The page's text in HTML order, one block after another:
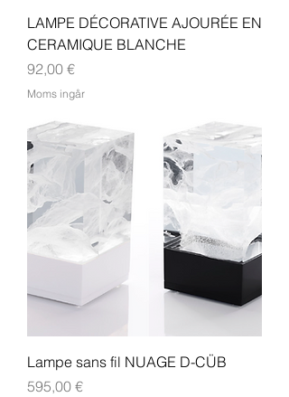
LAMPE DÉCORATIVE AJOURÉE EN
CERAMIQUE BLANCHE
Pris
92,00 €
Moms ingår
Lampe sans fil NUAGE D-CÜB
Pris
595,00 €